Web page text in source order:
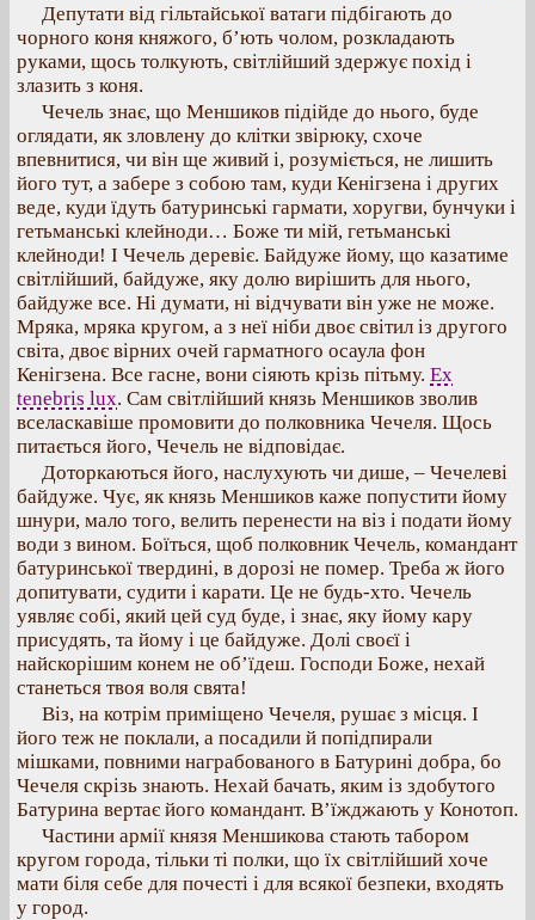
Депутати від гільтайської ватаги підбігають до
чорного коня княжого, б’ють чолом, розкладають
руками, щось толкують, світлійший здержує похід і
злазить з коня.
Чечель знає, що Меншиков підійде до нього, буде
оглядати, як зловлену до клітки звірюку, схоче
впевнитися, чи він ще живий і, розуміється, не лишить
його тут, а забере з собою там, куди Кенігзена і других
веде, куди їдуть батуринські гармати, хоругви, бунчуки і
гетьманські клейноди… Боже ти мій, гетьманські
клейноди! І Чечель деревіє. Байдуже йому, що казатиме
світлійший, байдуже, яку долю вирішить для нього,
байдуже все. Ні думати, ні відчувати він уже не може.
Мряка, мряка кругом, а з неї ніби двоє світил із другого
світа, двоє вірних очей гарматного осаула фон
Кенігзена. Все гасне, вони сіяють крізь пітьму. Ex
tenebris lux. Сам світлійший князь Меншиков зволив
вселаскавіше промовити до полковника Чечеля. Щось
питається його, Чечель не відповідає.
Доторкаються його, наслухують чи дише, – Чечелеві
байдуже. Чує, як князь Меншиков каже попустити йому
шнури, мало того, велить перенести на віз і подати йому
води з вином. Боїться, щоб полковник Чечель, командант
батуринської твердині, в дорозі не помер. Треба ж його
допитувати, судити і карати. Це не будь-хто. Чечель
уявляє собі, який цей суд буде, і знає, яку йому кару
присудять, та йому і це байдуже. Долі своєї і
найскорішим конем не об’їдеш. Господи Боже, нехай
станеться твоя воля свята!
Віз, на котрім приміщено Чечеля, рушає з місця. І
його теж не поклали, а посадили й попідпирали
мішками, повними награбованого в Батурині добра, бо
Чечеля скрізь знають. Нехай бачать, яким із здобутого
Батурина вертає його командант. В’їжджають у Конотоп.
Частини армії князя Меншикова стають табором
кругом города, тільки ті полки, що їх світлійший хоче
мати біля себе для почесті і для всякої безпеки, входять
у город.